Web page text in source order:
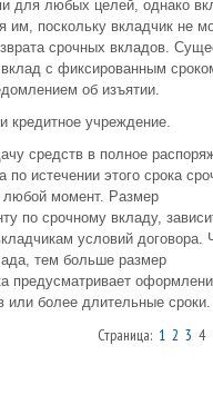
для любых целей, однако
им, поскольку вкладчик не
срочных вкладов.
с фиксированным
об изъятии.
кредитное учреждение.
средств в полное
по истечении этого срока
любой момент. Размер
по срочному вкладу,
условий договора.
тем больше размер
предусматривает
или более длительные сроки.
Страница: 1 2 3 4